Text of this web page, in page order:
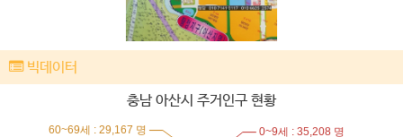
빅데이터
충남 아산시 주거인구 현황